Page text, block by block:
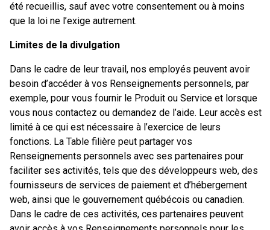
été recueillis, sauf avec votre consentement ou à moins
que la loi ne l’exige autrement.
Limites de la divulgation
Dans le cadre de leur travail, nos employés peuvent avoir
besoin d’accéder à vos Renseignements personnels, par
exemple, pour vous fournir le Produit ou Service et lorsque
vous nous contactez ou demandez de l’aide. Leur accès est
limité à ce qui est nécessaire à l’exercice de leurs
fonctions. La Table filière peut partager vos
Renseignements personnels avec ses partenaires pour
faciliter ses activités, tels que des développeurs web, des
fournisseurs de services de paiement et d’hébergement
web, ainsi que le gouvernement québécois ou canadien.
Dans le cadre de ces activités, ces partenaires peuvent